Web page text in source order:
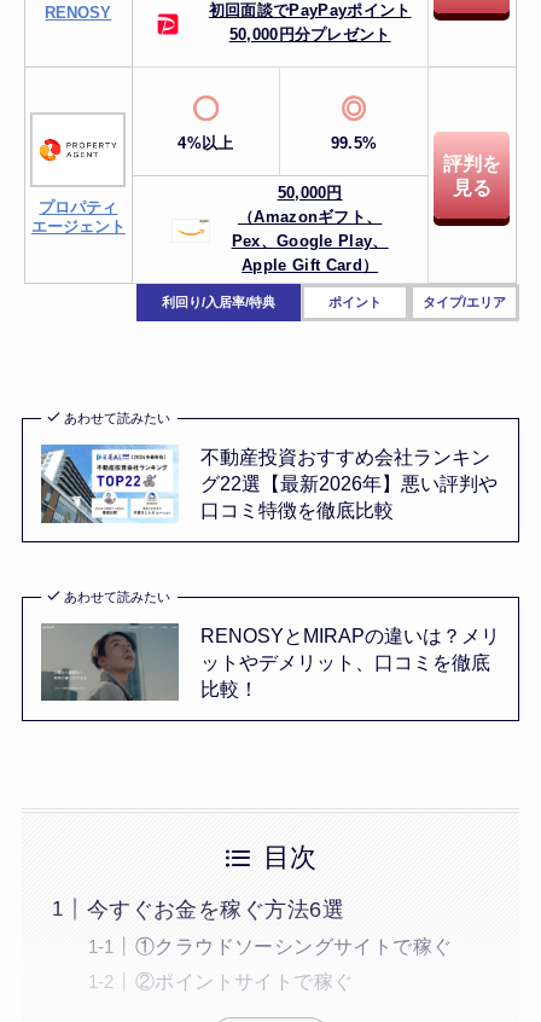
RENOSY
初回面談でPayPayポイント
50,000円分プレゼント
プロパティ
エージェント
4%以上 99.5%
評判を
見る
50,000円
（Amazonギフト、
Pex、 Google Play、
Apple Gift Card）
利回り/入居率/特典 ポイント タイプ/エリア
あわせて読みたい
不動産投資おすすめ会社ランキン
グ22選【最新2026年】悪い評判や
口コミ特徴を徹底比較
あわせて読みたい
RENOSYとMIRAPの違いは？メリ
ットやデメリット、口コミを徹底
比較！
目次
今すぐお金を稼ぐ方法6選
①クラウドソーシングサイトで稼ぐ
②ポイントサイトで稼ぐ